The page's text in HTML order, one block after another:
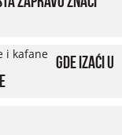
Gde izaći u